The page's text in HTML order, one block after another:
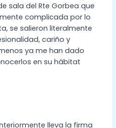
sala del Rte Gorbea que
complicada por lo
se salieron literalmente
cariño y
ya me han dado
en su hábitat
lleva la firma